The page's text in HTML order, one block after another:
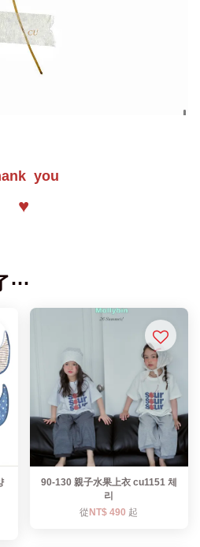
you
♥
⋯
90-130 親子水果上衣 cu1151 체
리
從 NT$ 490 起